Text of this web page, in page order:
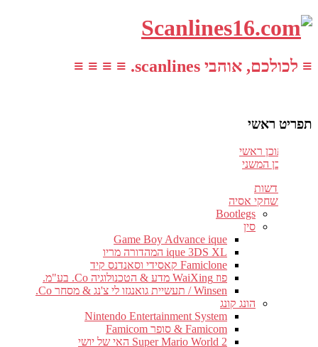
≡ לכולכם, אוהבי scanlines. ≡ ≡ ≡ ≡
תפריט ראשי
עבור לתוכן ראשי
דלג לתוכן המשני
חדשות
משחקי אסיה
Bootlegs
סין
Game Boy Advance ique
ique 3DS XL המהדורה מריו
Famiclone קאסידי וסאנדנס קיד
פוז WaiXing מדע & הטכנולוגיה Co. בע"מ.
Winsen / תעשיית גואנגזו לי צ'נג & מסחר Co.
הונג קונג
Nintendo Entertainment System
Famicom & סופר Famicom
Super Mario World 2 האי של יושי